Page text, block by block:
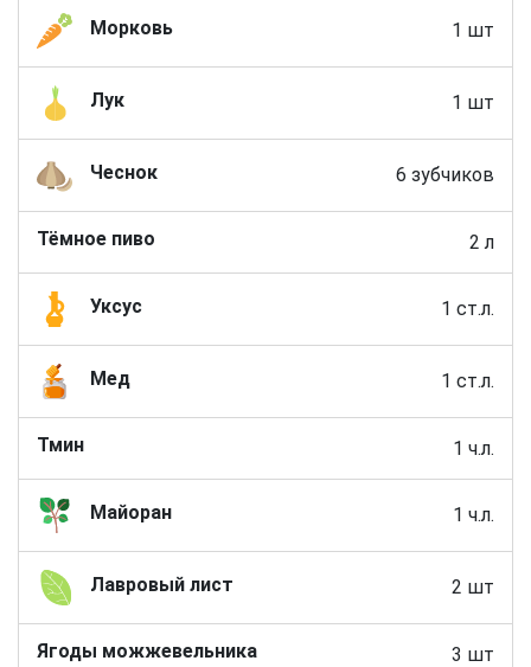
Морковь 1 шт
Лук 1 шт
Чеснок 6 зубчиков
Тёмное пиво 2 л
Уксус 1 ст.л.
Мед 1 ст.л.
Тмин 1 ч.л.
Майоран 1 ч.л.
Лавровый лист 2 шт
Ягоды можжевельника 3 шт